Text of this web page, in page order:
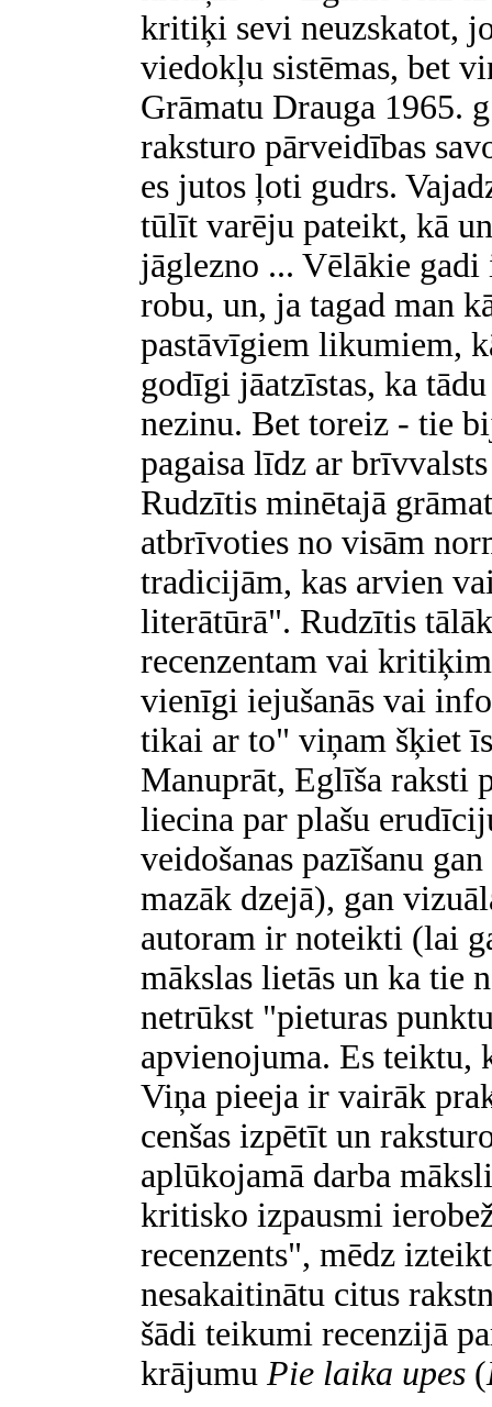
kritiķi sevi neuzskatot,
viedokļu sistēmas, bet
Grāmatu Drauga 1965.
raksturo pārveidības
es jutos ļoti gudrs.
tūlīt varēju pateikt, kā
jāglezno ... Vēlākie gadi
robu, un, ja tagad man
pastāvīgiem likumiem,
godīgi jāatzīstas, ka
nezinu. Bet toreiz - tie
pagaisa līdz ar
Rudzītis minētajā
atbrīvoties no visām
tradicijām, kas arvien
literātūrā". Rudzītis
recenzentam vai
vienīgi iejušanās vai
tikai ar to" viņam šķiet
Manuprāt, Eglīša raksti
liecina par plašu
veidošanas pazīšanu
mazāk dzejā), gan
autoram ir noteikti (lai
mākslas lietās un ka tie
netrūkst "pieturas
apvienojuma. Es
Viņa pieeja ir vairāk
cenšas izpētīt un
aplūkojamā darba
kritisko izpausmi
recenzents", mēdz
nesakaitinātu citus
šādi teikumi recenzijā
krājumu Pie laika upes (